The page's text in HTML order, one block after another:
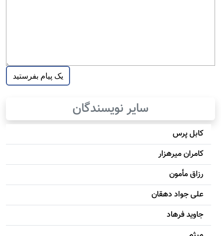
سایر نویسندگان
کابل پرس
کامران میرهزار
رزاق مأمون
علی جواد دهقان
جاويد فرهاد